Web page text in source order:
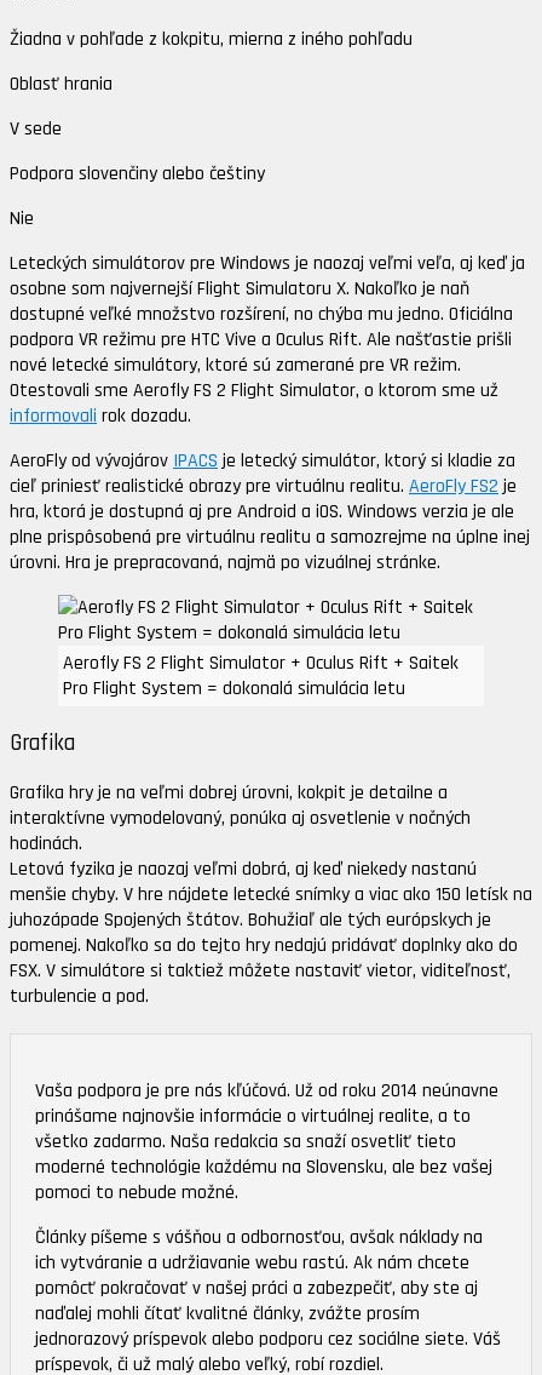
Žiadna v pohľade z kokpitu, mierna z iného pohľadu
Oblasť hrania
V sede
Podpora slovenčiny alebo češtiny
Nie
Leteckých simulátorov pre Windows je naozaj veľmi veľa, aj keď ja
osobne som najvernejší Flight Simulatoru X. Nakoľko je naň
dostupné veľké množstvo rozšírení, no chýba mu jedno. Oficiálna
podpora VR režimu pre HTC Vive a Oculus Rift. Ale našťastie prišli
nové letecké simulátory, ktoré sú zamerané pre VR režim.
Otestovali sme Aerofly FS 2 Flight Simulator, o ktorom sme už
informovali rok dozadu.
AeroFly od vývojárov IPACS je letecký simulátor, ktorý si kladie za
cieľ priniesť realistické obrazy pre virtuálnu realitu. AeroFly FS2 je
hra, ktorá je dostupná aj pre Android a iOS. Windows verzia je ale
plne prispôsobená pre virtuálnu realitu a samozrejme na úplne inej
úrovni. Hra je prepracovaná, najmä po vizuálnej stránke.
Aerofly FS 2 Flight Simulator + Oculus Rift + Saitek
Pro Flight System = dokonalá simulácia letu
Grafika
Grafika hry je na veľmi dobrej úrovni, kokpit je detailne a
interaktívne vymodelovaný, ponúka aj osvetlenie v nočných
hodinách.
Letová fyzika je naozaj veľmi dobrá, aj keď niekedy nastanú
menšie chyby. V hre nájdete letecké snímky a viac ako 150 letísk na
juhozápade Spojených štátov. Bohužiaľ ale tých európskych je
pomenej. Nakoľko sa do tejto hry nedajú pridávať doplnky ako do
FSX. V simulátore si taktiež môžete nastaviť vietor, viditeľnosť,
turbulencie a pod.
Vaša podpora je pre nás kľúčová. Už od roku 2014 neúnavne
prinášame najnovšie informácie o virtuálnej realite, a to
všetko zadarmo. Naša redakcia sa snaží osvetliť tieto
moderné technológie každému na Slovensku, ale bez vašej
pomoci to nebude možné.
Články píšeme s vášňou a odbornosťou, avšak náklady na
ich vytváranie a udržiavanie webu rastú. Ak nám chcete
pomôcť pokračovať v našej práci a zabezpečiť, aby ste aj
naďalej mohli čítať kvalitné články, zvážte prosím
jednorazový príspevok alebo podporu cez sociálne siete. Váš
príspevok, či už malý alebo veľký, robí rozdiel.